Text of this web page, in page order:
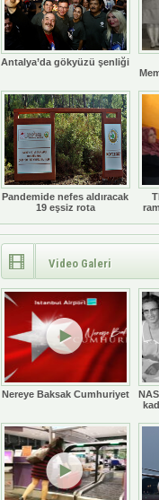
Antalya’da gökyüzü şenliği
Pandemide nefes aldıracak
19 eşsiz rota
Video Galeri
Nereye Baksak Cumhuriyet